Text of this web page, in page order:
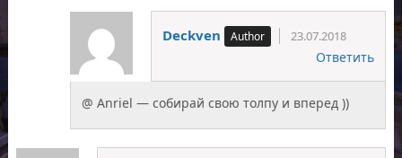
Deckven 23.07.2018
Ответить
@ Anriel — собирай свою толпу и вперед ))